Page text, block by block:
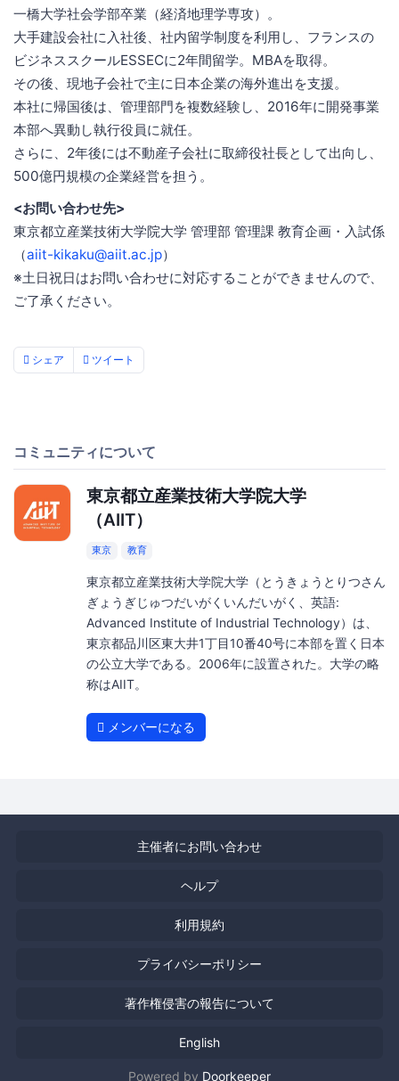
一橋大学社会学部卒業（経済地理学専攻）。
大手建設会社に入社後、社内留学制度を利用し、フランスの
ビジネススクールESSECに2年間留学。MBAを取得。
その後、現地子会社で主に日本企業の海外進出を支援。
本社に帰国後は、管理部門を複数経験し、2016年に開発事業
本部へ異動し執行役員に就任。
さらに、2年後には不動産子会社に取締役社長として出向し、
500億円規模の企業経営を担う。
<お問い合わせ先>
東京都立産業技術大学院大学 管理部 管理課 教育企画・入試係
（aiit-kikaku@aiit.ac.jp）
※土日祝日はお問い合わせに対応することができませんので、
ご了承ください。
シェア ツイート
コミュニティについて
東京都立産業技術大学院大学
（AIIT）
東京 教育
東京都立産業技術大学院大学（とうきょうとりつさん
ぎょうぎじゅつだいがくいんだいがく、英語:
Advanced Institute of Industrial Technology）は、
東京都品川区東大井1丁目10番40号に本部を置く日本
の公立大学である。2006年に設置された。大学の略
称はAIIT。
メンバーになる
主催者にお問い合わせ
ヘルプ
利用規約
プライバシーポリシー
著作権侵害の報告について
English
Powered by Doorkeeper